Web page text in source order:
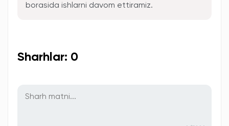
borasida ishlarni davom ettiramiz.
Sharhlar: 0